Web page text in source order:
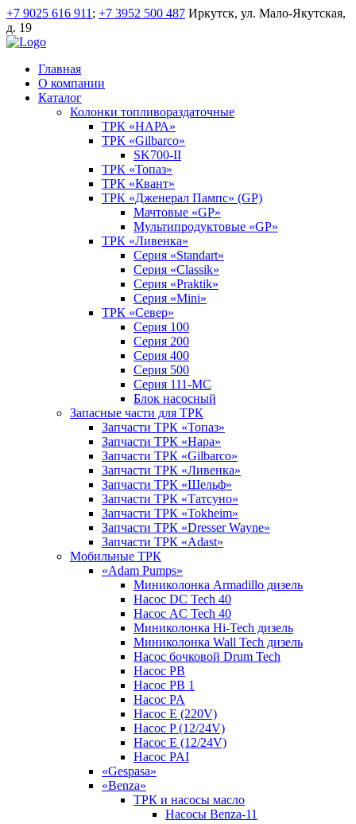
+7 9025 616 911 ; +7 3952 500 487 Иркутск, ул. Мало-Якутская,
д. 19
Главная
О компании
Каталог
Колонки топливораздаточные
ТРК «НАРА»
ТРК «Gilbarco»
SK700-II
ТРК «Топаз»
ТРК «Квант»
ТРК «Дженерал Пампс» (GP)
Мачтовые «GP»
Мультипродуктовые «GP»
ТРК «Ливенка»
Серия «Standart»
Серия «Classik»
Серия «Praktik»
Серия «Mini»
ТРК «Север»
Серия 100
Серия 200
Серия 400
Серия 500
Серия 111-МС
Блок насосный
Запасные части для ТРК
Запчасти ТРК «Топаз»
Запчасти ТРК «Нара»
Запчасти ТРК «Gilbarco»
Запчасти ТРК «Ливенка»
Запчасти ТРК «Шельф»
Запчасти ТРК «Татсуно»
Запчасти ТРК «Tokheim»
Запчасти ТРК «Dresser Wayne»
Запчасти ТРК «Adast»
Мобильные ТРК
«Adam Pumps»
Миниколонка Armadillo дизель
Насос DC Tech 40
Насос AC Tech 40
Миниколонка Hi-Tech дизель
Миниколонка Wall Tech дизель
Насос бочковой Drum Tech
Насос PB
Насос PB 1
Насос PA
Насос E (220V)
Насос P (12/24V)
Насос E (12/24V)
Насос PAI
«Gespasa»
«Benza»
ТРК и насосы масло
Насосы Benza-11